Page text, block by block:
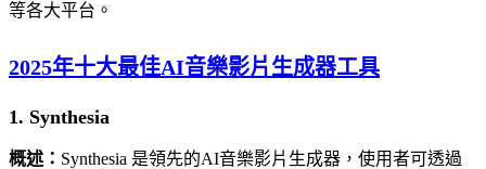
等各大平台。
2025年十大最佳AI音樂影片生成器工具
1. Synthesia
概述： Synthesia 是領先的AI音樂影片生成器，使用者可透過